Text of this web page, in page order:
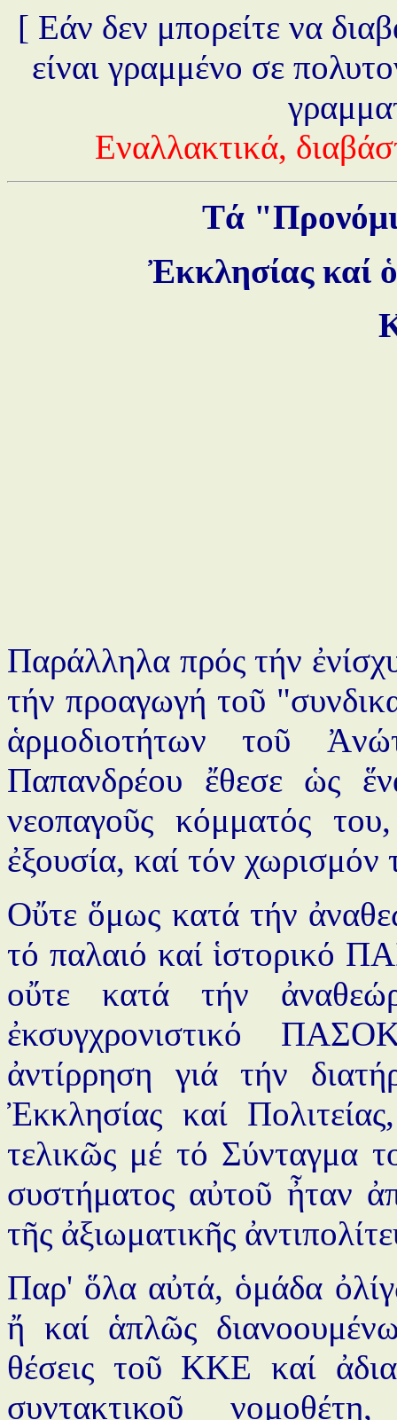
[ Εάν δεν μπορείτε να
είναι γραμμένο σε
Εναλλακτικά,
Τά
Ἐκκλησίας καί
Παράλληλα πρός τήν
τήν προαγωγή τοῦ
ἁρμοδιοτήτων τοῦ
Παπανδρέου ἔθεσε ὡς
νεοπαγοῦς κόμματός
ἐξουσία, καί τόν
Οὔτε ὅμως κατά τήν
τό παλαιό καί ἱστορικό
οὔτε κατά τήν
ἐκσυγχρονιστικό
ἀντίρρηση γιά τήν
Ἐκκλησίας καί
τελικῶς μέ τό Σύνταγμα
συστήματος αὐτοῦ ἦταν
τῆς ἀξιωματικῆς
Παρ' ὅλα αὐτά, ὁμάδα
ἤ καί ἁπλῶς
θέσεις τοῦ ΚΚΕ καί
συντακτικοῦ